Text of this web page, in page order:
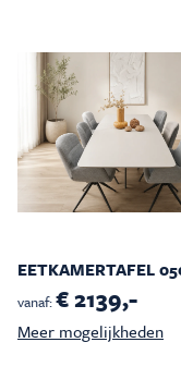
EETKAMERTAFEL
vanaf:€ 2139,-
Meer mogelijkheden